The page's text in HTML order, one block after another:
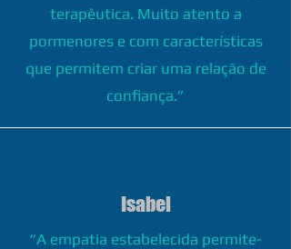
terapêutica. Muito atento a
pormenores e com características
que permitem criar uma relação de
confiança.”
Isabel
“A empatia estabelecida permite-